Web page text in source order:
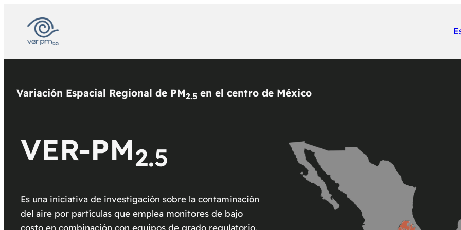
Variación Espacial Regional de PM2.5 en el centro de México
VER-PM2.5
Es una iniciativa de investigación sobre la contaminación
del aire por partículas que emplea monitores de bajo
costo en combinación con equipos de grado regulatorio.